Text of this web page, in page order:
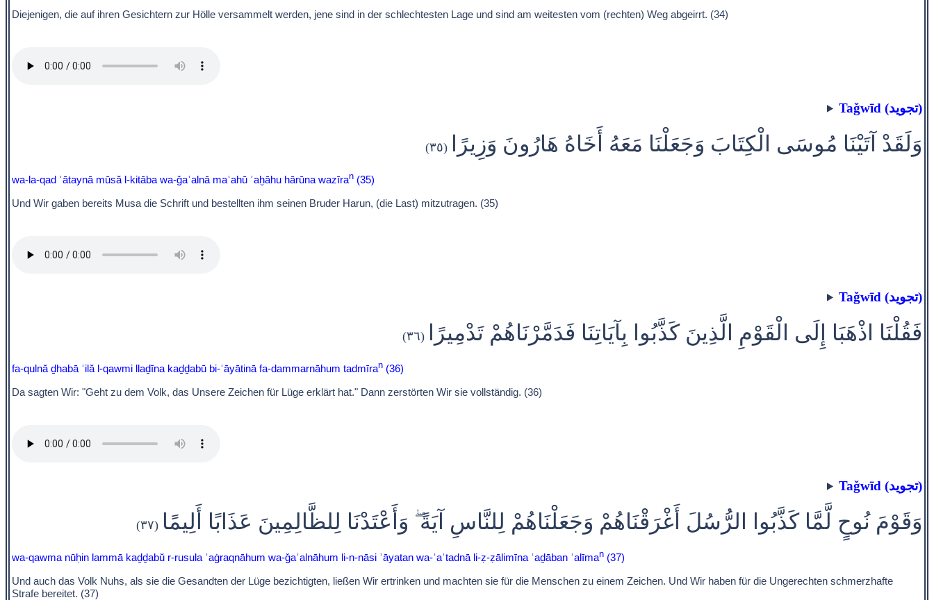
Diejenigen, die auf ihren Gesichtern zur Hölle versammelt werden, jene sind in der schlechtesten Lage und sind am weitesten vom (rechten) Weg abgeirrt. (34)
Taǧwīd (تجويد)
وَلَقَدْ آتَيْنَا مُوسَى الْكِتَابَ وَجَعَلْنَا مَعَهُ أَخَاهُ هَارُونَ وَزِيرًا (٣٥)
wa-la-qad ʾātaynā mūsă l-kitāba wa-ǧaʿalnā maʿahū ʾaḫāhu hārūna wazīran (35)
Und Wir gaben bereits Musa die Schrift und bestellten ihm seinen Bruder Harun, (die Last) mitzutragen. (35)
Taǧwīd (تجويد)
فَقُلْنَا اذْهَبَا إِلَى الْقَوْمِ الَّذِينَ كَذَّبُوا بِآيَاتِنَا فَدَمَّرْنَاهُمْ تَدْمِيرًا (٣٦)
fa-qulnă ḏhabā ʾilă l-qawmi llaḏīna kaḏḏabū bi-ʾāyātinā fa-dammarnāhum tadmīran (36)
Da sagten Wir: "Geht zu dem Volk, das Unsere Zeichen für Lüge erklärt hat." Dann zerstörten Wir sie vollständig. (36)
Taǧwīd (تجويد)
وَقَوْمَ نُوحٍ لَّمَّا كَذَّبُوا الرُّسُلَ أَغْرَقْنَاهُمْ وَجَعَلْنَاهُمْ لِلنَّاسِ آيَةً ۖ وَأَعْتَدْنَا لِلظَّالِمِينَ عَذَابًا أَلِيمًا (٣٧)
wa-qawma nūḥin lammā kaḏḏabŭ r-rusula ʾaġraqnāhum wa-ǧaʿalnāhum li-n-nāsi ʾāyatan wa-ʾaʿtadnā li-ẓ-ẓālimīna ʿaḏāban ʾalīman (37)
Und auch das Volk Nuhs, als sie die Gesandten der Lüge bezichtigten, ließen Wir ertrinken und machten sie für die Menschen zu einem Zeichen. Und Wir haben für die Ungerechten schmerzhafte
Strafe bereitet. (37)